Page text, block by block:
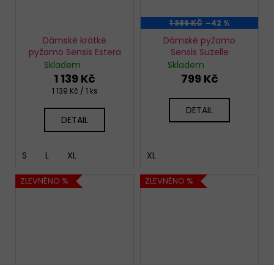
Dámské krátké
pyžamo Sensis Estera
Skladem
1 139 Kč
Měrná
1 139 Kč / 1 ks
DETAIL
S L XL
1 389 KČ –42 %
Dámské pyžamo
Sensis Suzelle
Skladem
799 Kč
DETAIL
XL
ZLEVNĚNO % ZLEVNĚNO %